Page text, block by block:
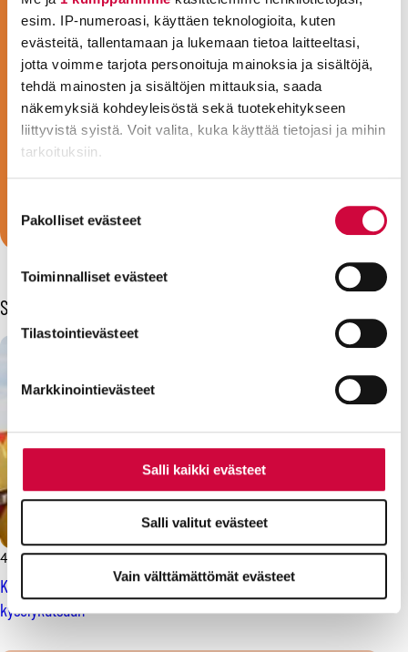
esim. IP-numeroasi, käyttäen teknologioita, kuten
evästeitä, tallentamaan ja lukemaan tietoa laitteeltasi,
jotta voimme tarjota personoituja mainoksia ja sisältöjä,
tehdä mainosten ja sisältöjen mittauksia, saada
näkemyksiä kohdeyleisöstä sekä tuotekehitykseen
liittyvistä syistä. Voit valita, kuka käyttää tietojasi ja mihin
tarkoituksiin.
voit määrittää asetuksesi
. Voit muuttaa
parantavia, ja osaa käytetään tilastointi- tai
valinta
Pakolliset evästeet
Toiminnalliset evästeet
Tilastointievästeet
Markkinointievästeet
Salli kaikki evästeet
Salli valitut evästeet
Vain välttämättömät evästeet
JHL on Suomen monipuolisin ammattiliitto.
Jäsenemme työskentelevät noin
tuhannessa eri ammatissa hyvinvoinnin ja
julkisten palvelujen parissa. Olit sitten
sote-ammattilainen, kasvattaja, siivooja,
keittäjä, sihteeri, vartija tai konduktööri,
olemme ammattiliittosi!
Liity jäseneksi!
Sinua voisi kiinnostaa myös
4.5.2026Uutiset
Keva tutkii, miten julkisen alan työntekijät voivat – vastaa
kyselykutsuun